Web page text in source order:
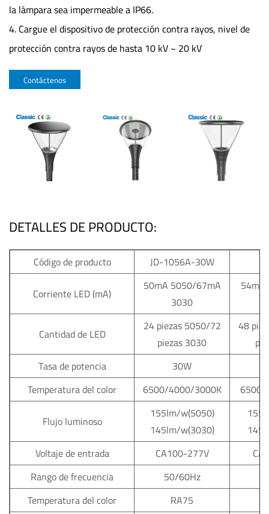
la lámpara sea impermeable a IP66.
4. Cargue el dispositivo de protección contra rayos, nivel de
protección contra rayos de hasta 10 kV ~ 20 kV
Contáctenos
DETALLES DE PRODUCTO:
Código de producto JD-1056A-30W
Corriente LED (mA)
50mA 5050/67mA
3030
Cantidad de LED
24 piezas 5050/72
piezas 3030
48
Tasa de potencia
30W
Temperatura del color
6500/4000/3000K
6500/
Flujo luminoso
155lm/w(5050)
145lm/w(3030)
Voltaje de entrada
CA100-277V
Rango de frecuencia
50/60Hz
Temperatura del color
RA75